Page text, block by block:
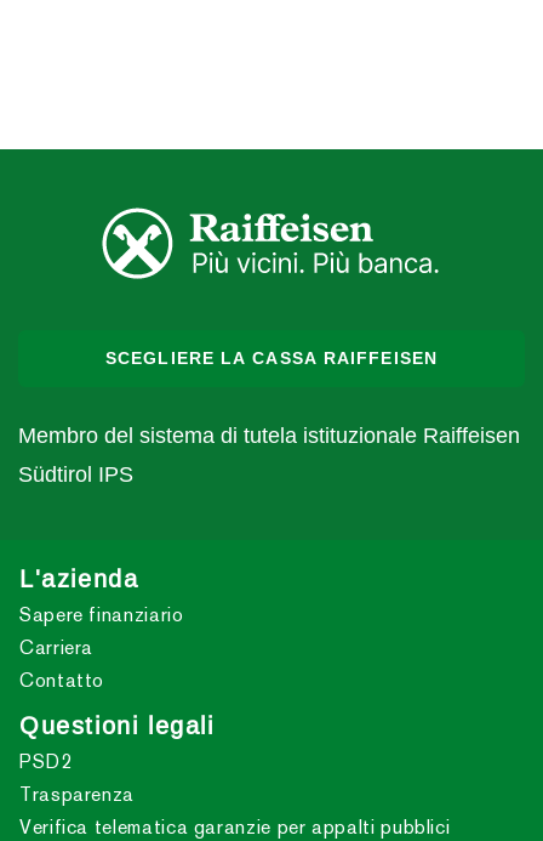
SCEGLIERE LA CASSA RAIFFEISEN
Membro del sistema di tutela istituzionale Raiffeisen
Südtirol IPS
L'azienda
Sapere finanziario
Carriera
Contatto
Questioni legali
PSD2
Trasparenza
Verifica telematica garanzie per appalti pubblici